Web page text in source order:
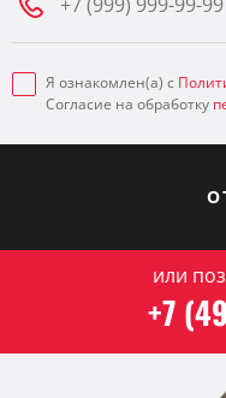
Я ознакомлен(а) с
Согласие на обработку
или
+7